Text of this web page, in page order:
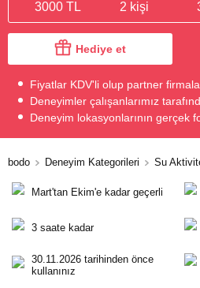
3000 TL 2 kişi
Hediye et
Fiyatlar KDV'li olup partner
Deneyimler çalışanlarımız
Deneyim lokasyonlarının gerçek
bodo Deneyim Kategorileri Su
Mart'tan Ekim'e kadar geçerli
3 saate kadar
30.11.2026 tarihinden önce
kullanınız